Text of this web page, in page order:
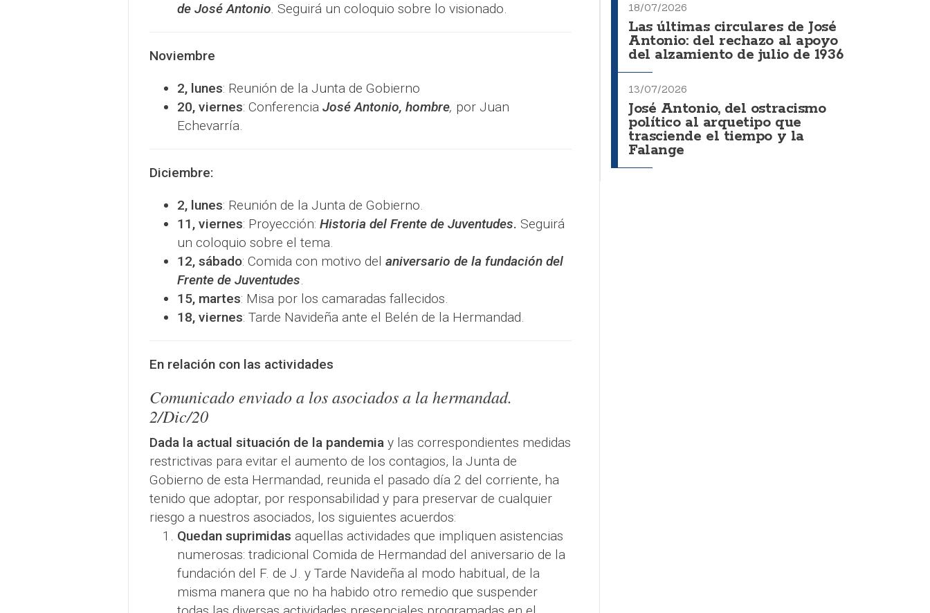
de José Antonio. Seguirá un coloquio sobre lo visionado.
Noviembre
2, lunes: Reunión de la Junta de Gobierno
20, viernes: Conferencia José Antonio, hombre, por Juan
Echevarría.
Diciembre:
2, lunes: Reunión de la Junta de Gobierno.
11, viernes: Proyección: Historia del Frente de Juventudes. Seguirá
un coloquio sobre el tema.
12, sábado: Comida con motivo del aniversario de la fundación del
Frente de Juventudes.
15, martes: Misa por los camaradas fallecidos.
18, viernes: Tarde Navideña ante el Belén de la Hermandad.
En relación con las actividades
Comunicado enviado a los asociados a la hermandad.
2/Dic/20
Dada la actual situación de la pandemiay las correspondientes medidas
restrictivas para evitar el aumento de los contagios, la Junta de
Gobierno de esta Hermandad, reunida el pasado día 2 del corriente, ha
tenido que adoptar, por responsabilidad y para preservar de cualquier
riesgo a nuestros asociados, los siguientes acuerdos:
Quedan suprimidas aquellas actividades que impliquen asistencias
numerosas: tradicional Comida de Hermandad del aniversario de la
fundación del F. de J. y Tarde Navideña al modo habitual, de la
misma manera que no ha habido otro remedio que suspender
18/07/2026
Las últimas circulares de José
Antonio: del rechazo al apoyo
del alzamiento de julio de 1936
13/07/2026
José Antonio, del ostracismo
político al arquetipo que
trasciende el tiempo y la
Falange